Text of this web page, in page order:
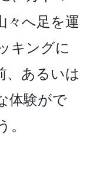
々へ足を運
キングに
、あるいは
体験がで
。